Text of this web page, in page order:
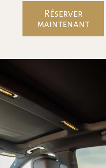
Réserver
maintenant